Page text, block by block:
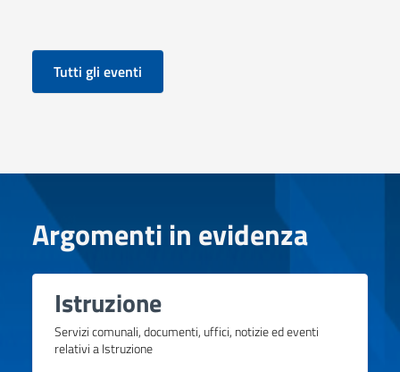
Tutti gli eventi
Argomenti in evidenza
Istruzione
Servizi comunali, documenti, uffici, notizie ed eventi
relativi a Istruzione